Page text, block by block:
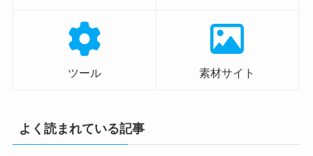
ツール 素材サイト
よく読まれている記事